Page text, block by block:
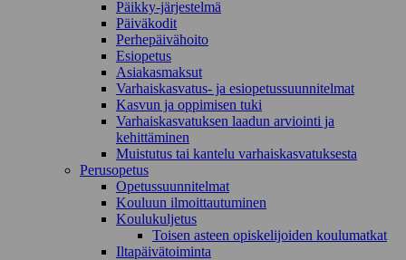
Päikky-järjestelmä
Päiväkodit
Perhepäivähoito
Esiopetus
Asiakasmaksut
Varhaiskasvatus- ja esiopetussuunnitelmat
Kasvun ja oppimisen tuki
Varhaiskasvatuksen laadun arviointi ja
kehittäminen
Muistutus tai kantelu varhaiskasvatuksesta
Perusopetus
Opetussuunnitelmat
Kouluun ilmoittautuminen
Koulukuljetus
Toisen asteen opiskelijoiden koulumatkat
Iltapäivätoiminta